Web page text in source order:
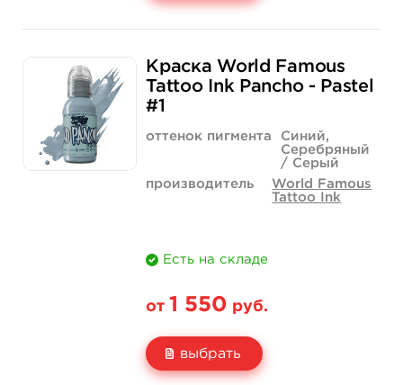
Количество
299 руб. 499 руб.
Краска World Famous
Tattoo Ink Pancho - Pastel
#1
оттенок пигмента
Синий,
Серебряный
/ Серый
производитель
World Famous
Tattoo Ink
Есть на складе
от 1 550 руб.
выбрать